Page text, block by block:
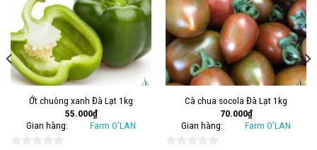
wishlist
Ớt chuông xanh Đà Lạt 1kg
55.000₫
Gian hàng:
Farm O’LAN
Add to
wishlist
Cà chua socola Đà Lạt 1kg
70.000₫
Gian hàng:
Farm O’LAN